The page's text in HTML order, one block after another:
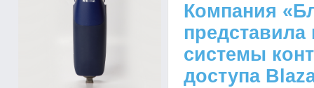
Компания
системы
доступа